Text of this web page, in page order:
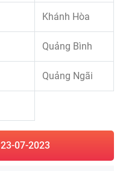
Khánh Hòa
Quảng Bình
Quảng Ngãi
07-2023